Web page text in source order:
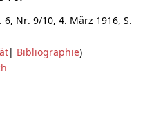
6, Nr. 9/10, 4. März 1916, S.
| Bibliographie)